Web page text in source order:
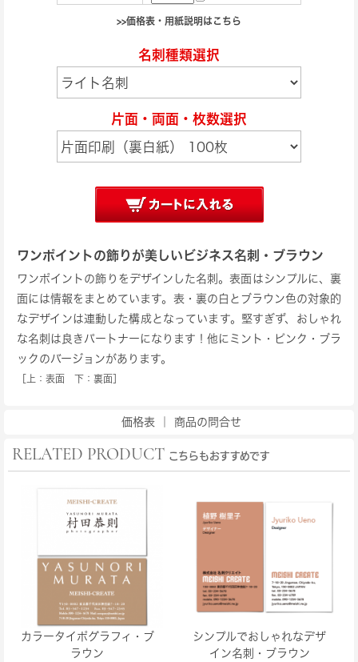
>>価格表・用紙説明はこちら
名刺種類選択
片面・両面・枚数選択
ワンポイントの飾りが美しいビジネス名刺・ブラウン
ワンポイントの飾りをデザインした名刺。表面はシンプルに、裏
面には情報をまとめています。表・裏の白とブラウン色の対象的
なデザインは連動した構成となっています。堅すぎず、おしゃれ
な名刺は良きパートナーになります！他にミント・ピンク・ブラ
ックのバージョンがあります。
［上：表面 下：裏面］
価格表 商品の問合せ
RELATED PRODUCT こちらもおすすめです
カラータイポグラフィ・ブ
ラウン
シンプルでおしゃれなデザ
イン名刺・ブラウン